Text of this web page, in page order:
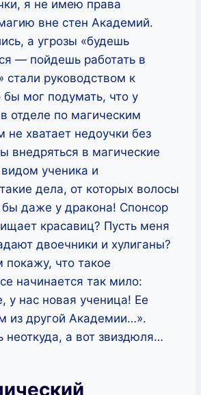
я не имею права
вне стен Академий.
а угрозы «будешь
— пойдешь работать в
стали руководством к
мог подумать, что у
отделе по магическим
не хватает недоучки без
внедряться в магические
ученика и
дела, от которых волосы
даже у дракона! Спонсор
красавиц? Пусть меня
двоечники и хулиганы?
покажу, что такое
начинается так мило:
у нас новая ученица! Ее
из другой Академии…».
а вот звиздюля…